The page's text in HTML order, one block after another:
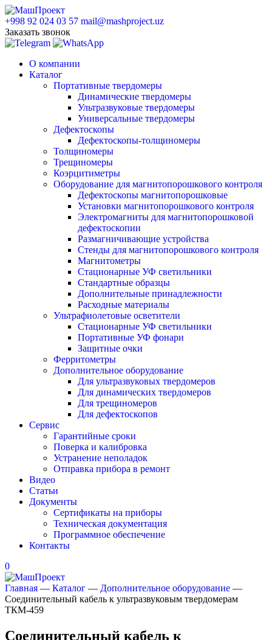
+998 92 024 03 57 mail@mashproject.uz
Заказать звонок
О компании
Каталог
Портативные твердомеры
Динамические твердомеры
Ультразвуковые твердомеры
Универсальные твердомеры
Дефектоскопы
Дефектоскопы-толщиномеры
Толщиномеры
Трещиномеры
Коэрцитиметры
Оборудование для магнитопорошкового контроля
Дефектоскопы магнитопорошковые
Установки магнитопорошкового контроля
Электромагниты для магнитопорошковой
дефектоскопии
Размагничивающие устройства
Стенды для магнитопорошкового контроля
Магнитометры
Стационарные УФ светильники
Стандартные образцы
Дополнительные принадлежности
Расходные материалы
Ультрафиолетовые осветители
Стационарные УФ светильники
Портативные УФ фонари
Защитные очки
Ферритометры
Дополнительное оборудование
Для ультразвуковых твердомеров
Для динамических твердомеров
Для трещиномеров
Для дефектоскопов
Сервис
Гарантийные сроки
Поверка и калибровка
Устранение неполадок
Отправка прибора в ремонт
Видео
Статьи
Документы
Сертификаты на приборы
Техническая документация
Программное обеспечение
Контакты
0
Главная — Каталог — Дополнительное оборудование —
Соединительный кабель к ультразвуковым твердомерам
ТКМ-459
Соединительный кабель к